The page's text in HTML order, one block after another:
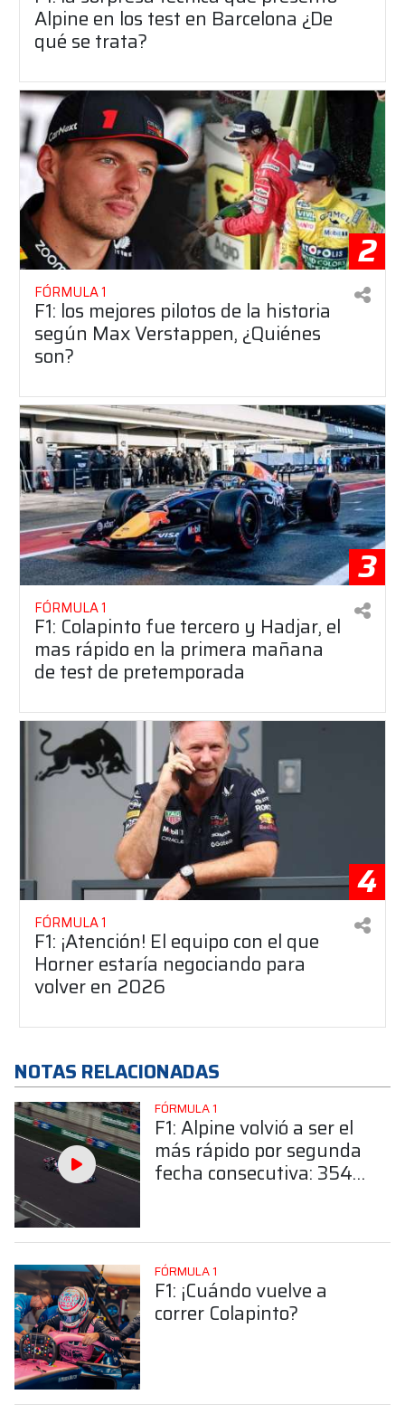
Alpine en los test en Barcelona ¿De
qué se trata?
2
FÓRMULA 1
F1: los mejores pilotos de la historia
según Max Verstappen, ¿Quiénes
son?
3
FÓRMULA 1
F1: Colapinto fue tercero y Hadjar, el
mas rápido en la primera mañana
de test de pretemporada
4
FÓRMULA 1
F1: ¡Atención! El equipo con el que
Horner estaría negociando para
volver en 2026
NOTAS RELACIONADAS
FÓRMULA 1
F1: Alpine volvió a ser el
más rápido por segunda
fecha consecutiva: 354
FÓRMULA 1
F1: ¡Cuándo vuelve a
correr Colapinto?